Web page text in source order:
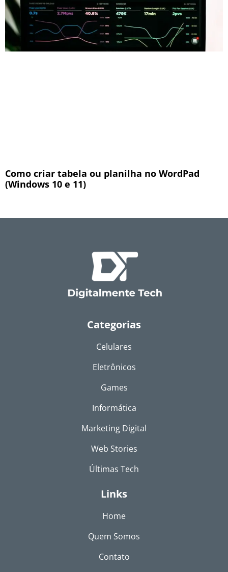
Como criar tabela ou planilha no WordPad
(Windows 10 e 11)
Categorias
Celulares
Eletrônicos
Games
Informática
Marketing Digital
Web Stories
Últimas Tech
Links
Home
Quem Somos
Contato